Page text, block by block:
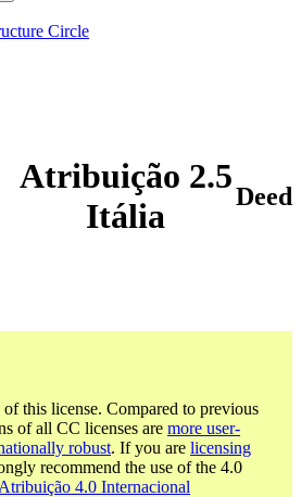
Circle
Atribuição 2.5
Itália
Deed
this license. Compared to previous
of all CC licenses are more user-
robust. If you are licensing
recommend the use of the 4.0
4.0 Internacional